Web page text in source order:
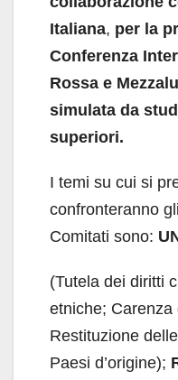
Italiana, per la
Conferenza
Rossa e
simulata da
superiori.
I temi su cui si
confronteranno
Comitati sono:
(Tutela dei diritti
etniche; Carenza
Restituzione
Paesi d’origine);